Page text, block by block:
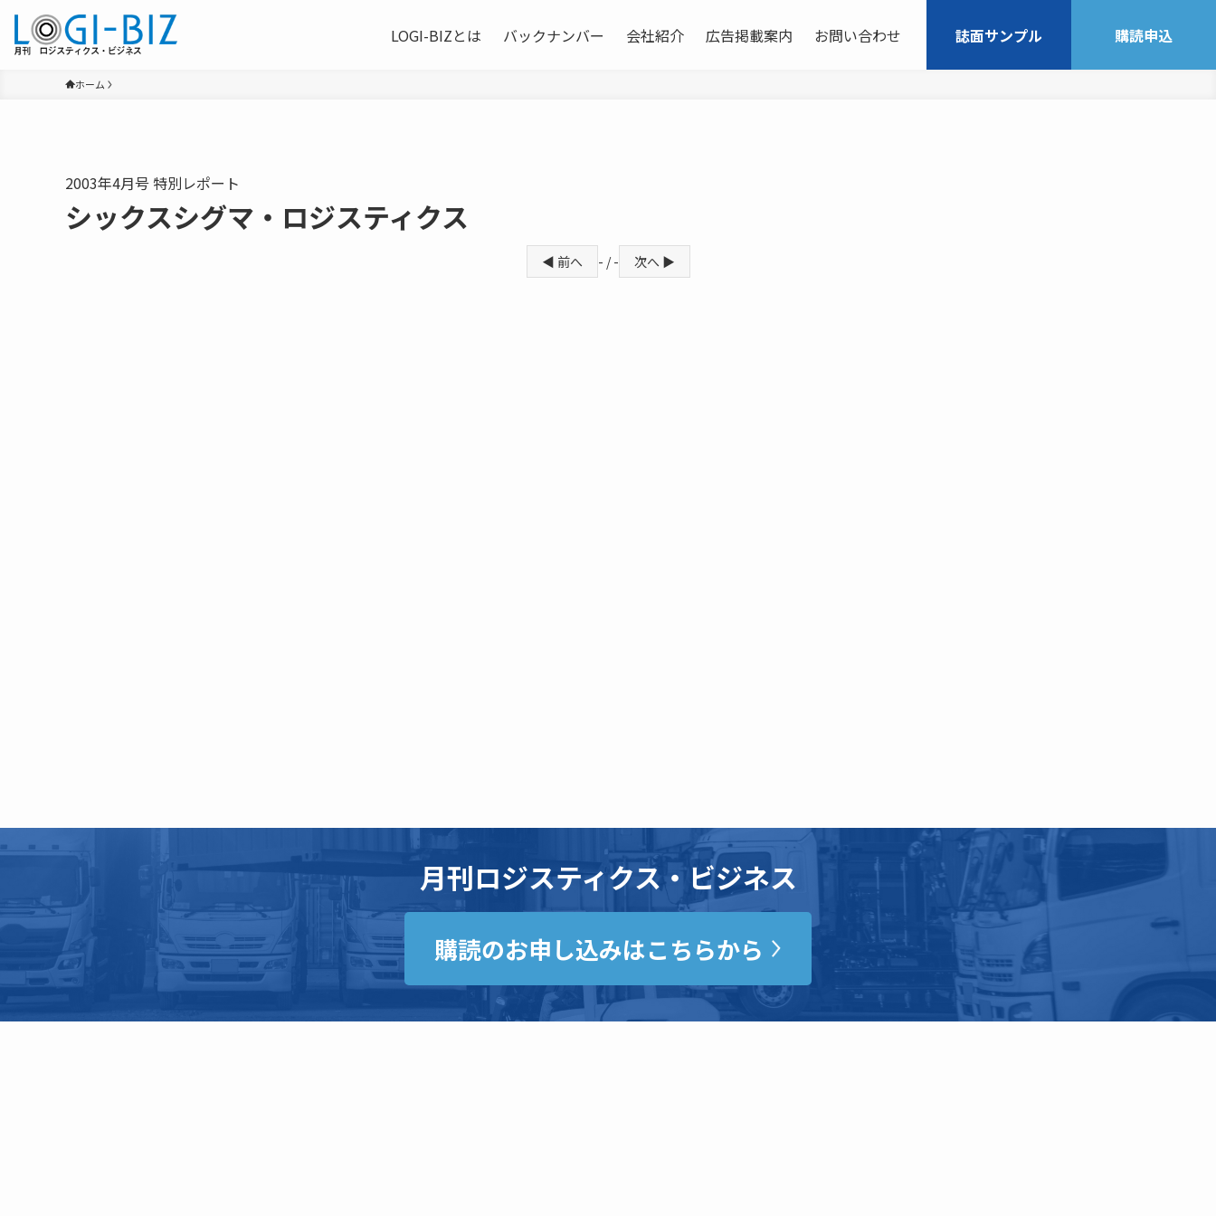
LOGI-BIZとは バックナンバー 会社紹介 広告掲載案内 お問い合わせ 誌面サンプル 購読申込
ホーム
2003年4月号 特別レポート
シックスシグマ・ロジスティクス
◀ 前へ - / - 次へ ▶
月刊ロジスティクス・ビジネス
購読のお申し込みはこちらから